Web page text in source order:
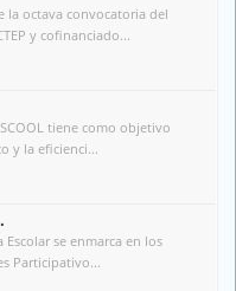
la octava convocatoria del
y cofinanciado...
tiene como objetivo
y la eficienci...
se enmarca en los
Participativo...